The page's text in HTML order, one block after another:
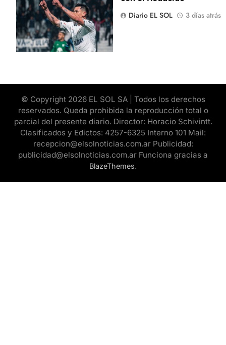
Diario EL SOL
3 días atrás
© Copyright 2026 EL SOL SA | Todos los derechos
reservados. Queda prohibida la reproducción total o
parcial del presente diario. Director: Horacio Schivintt.
Clasificados y Edictos: 4257-6325 Interno 101 Mail:
recepcion@elsolnoticias.com.ar Publicidad:
publicidad@elsolnoticias.com.ar Funciona gracias a
BlazeThemes.